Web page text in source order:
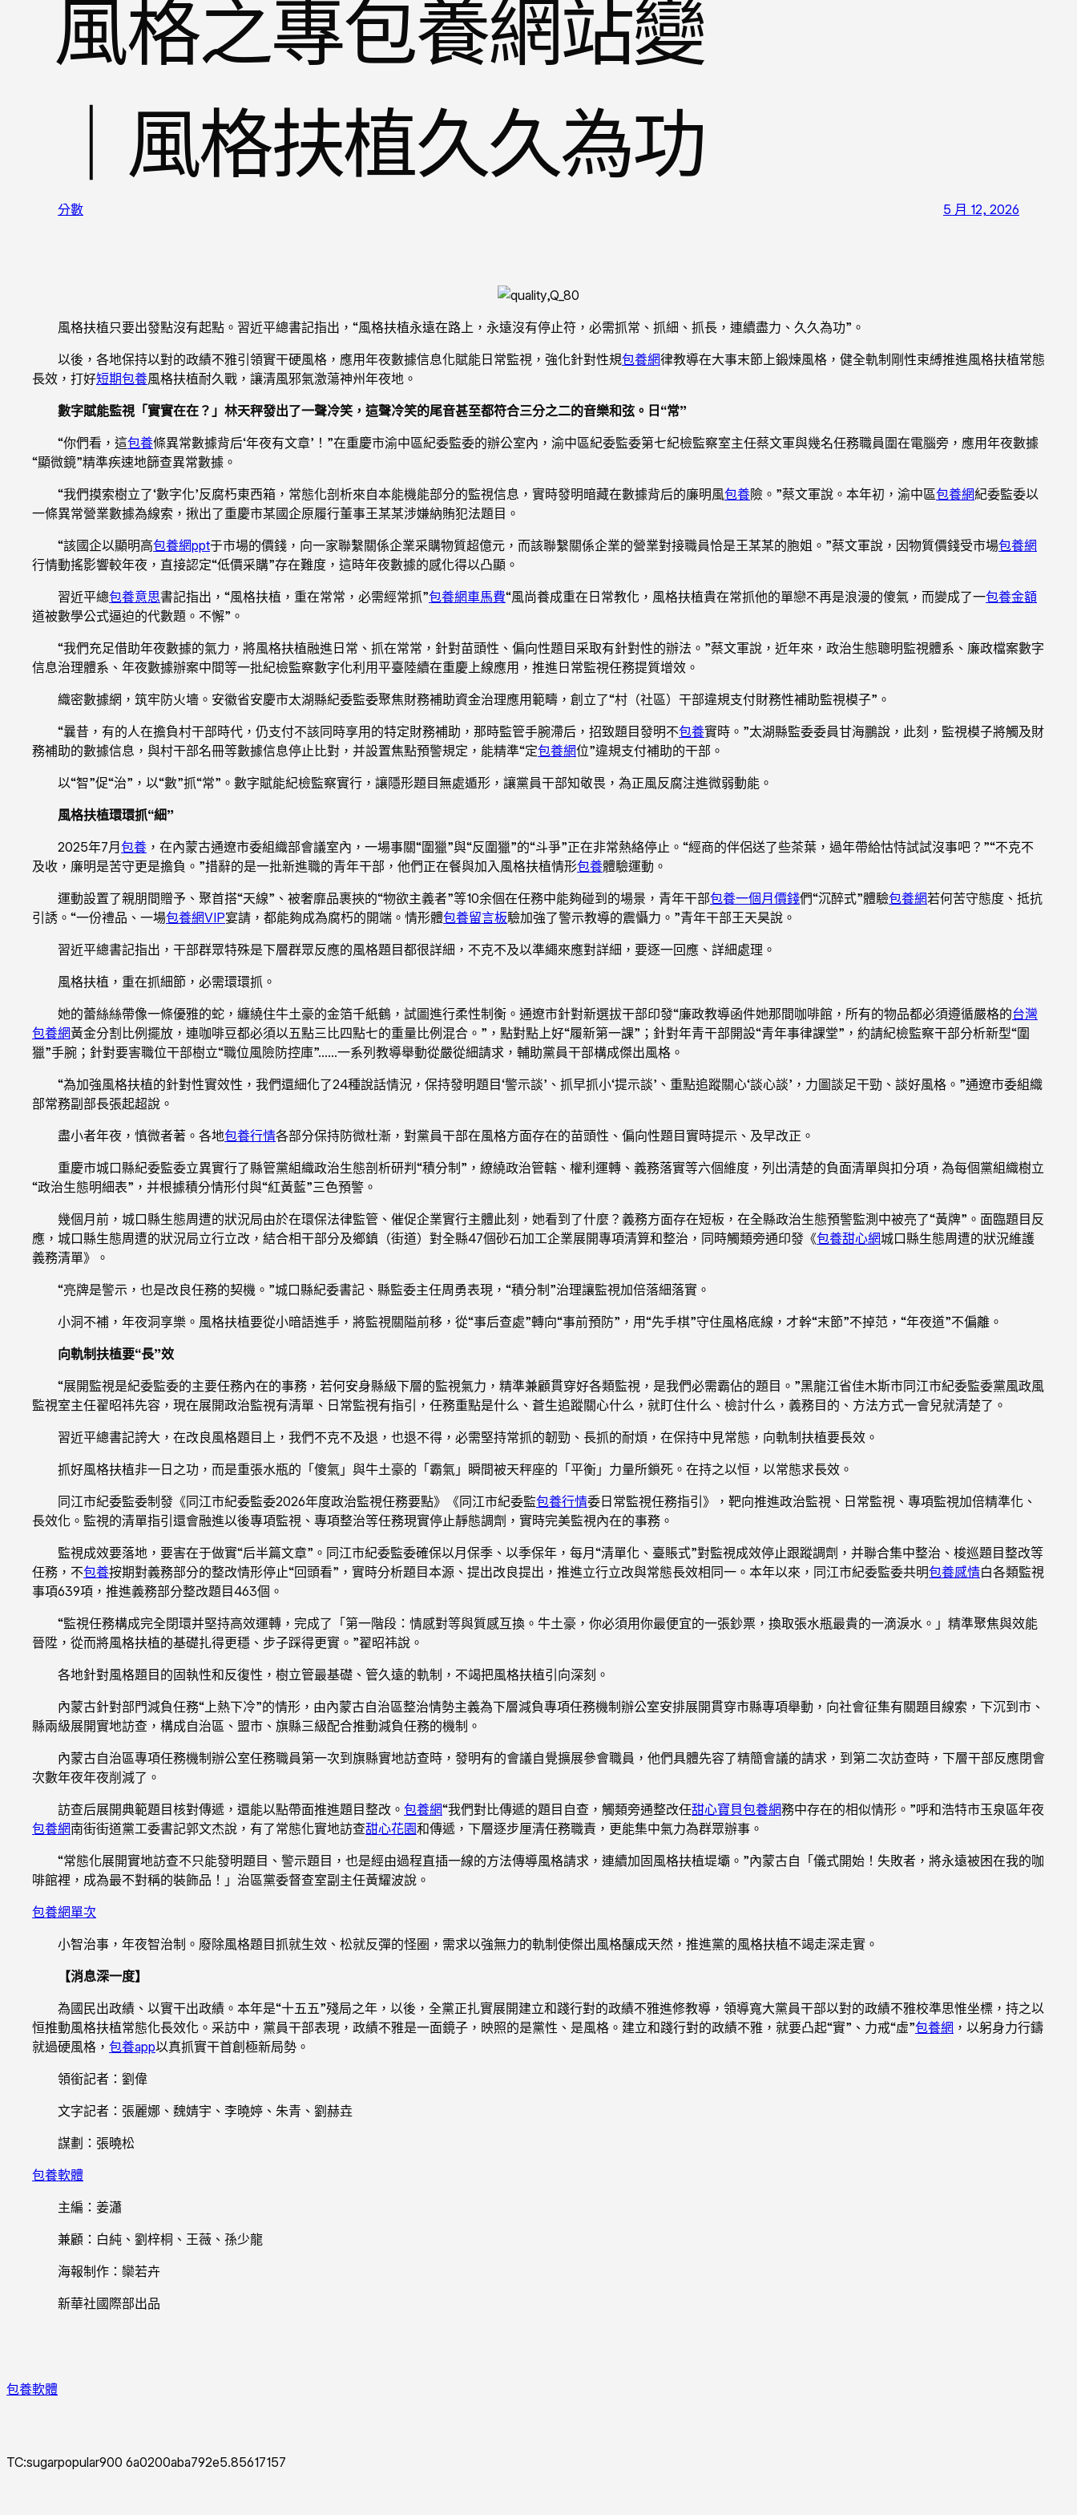
風格之專包養網站變
｜風格扶植久久為功
分數 5 月 12, 2026
風格扶植只要出發點沒有起點。習近平總書記指出，“風格扶植永遠在路上，永遠沒有停止符，必需抓常、抓細、抓長，連續盡力、久久為功”。
以後，各地保持以對的政績不雅引領實干硬風格，應用年夜數據信息化賦能日常監視，強化針對性規包養網律教導在大事末節上鍛煉風格，健全軌制剛性束縛推進風格扶植常態
長效，打好短期包養風格扶植耐久戰，讓清風邪氣激蕩神州年夜地。
數字賦能監視「實實在在？」林天秤發出了一聲冷笑，這聲冷笑的尾音甚至都符合三分之二的音樂和弦。日“常”
“你們看，這包養條異常數據背后‘年夜有文章’！”在重慶市渝中區紀委監委的辦公室內，渝中區紀委監委第七紀檢監察室主任蔡文軍與幾名任務職員圍在電腦旁，應用年夜數據
“顯微鏡”精準疾速地篩查異常數據。
“我們摸索樹立了‘數字化’反腐朽東西箱，常態化剖析來自本能機能部分的監視信息，實時發明暗藏在數據背后的廉明風包養險。”蔡文軍說。本年初，渝中區包養網紀委監委以
一條異常營業數據為線索，揪出了重慶市某國企原履行董事王某某涉嫌納賄犯法題目。
“該國企以顯明高包養網ppt于市場的價錢，向一家聯繫關係企業采購物質超億元，而該聯繫關係企業的營業對接職員恰是王某某的胞姐。”蔡文軍說，因物質價錢受市場包養網
行情動搖影響較年夜，直接認定“低價采購”存在難度，這時年夜數據的感化得以凸顯。
習近平總包養意思書記指出，“風格扶植，重在常常，必需經常抓”包養網車馬費“風尚養成重在日常教化，風格扶植貴在常抓他的單戀不再是浪漫的傻氣，而變成了一包養金額
道被數學公式逼迫的代數題。不懈”。
“我們充足借助年夜數據的氣力，將風格扶植融進日常、抓在常常，針對苗頭性、偏向性題目采取有針對性的辦法。”蔡文軍說，近年來，政治生態聰明監視體系、廉政檔案數字
信息治理體系、年夜數據辦案中間等一批紀檢監察數字化利用平臺陸續在重慶上線應用，推進日常監視任務提質增效。
織密數據網，筑牢防火墻。安徽省安慶市太湖縣紀委監委聚焦財務補助資金治理應用範疇，創立了“村（社區）干部違規支付財務性補助監視模子”。
“曩昔，有的人在擔負村干部時代，仍支付不該同時享用的特定財務補助，那時監管手腕滯后，招致題目發明不包養實時。”太湖縣監委委員甘海鵬說，此刻，監視模子將觸及財
務補助的數據信息，與村干部名冊等數據信息停止比對，并設置焦點預警規定，能精準“定包養網位”違規支付補助的干部。
以“智”促“治”，以“數”抓“常”。數字賦能紀檢監察實行，讓隱形題目無處遁形，讓黨員干部知敬畏，為正風反腐注進微弱動能。
風格扶植環環抓“細”
2025年7月包養 ，在內蒙古通遼市委組織部會議室內，一場事關“圍獵”與“反圍獵”的“斗爭”正在非常熱絡停止。“經商的伴侶送了些茶葉，過年帶給怙恃試試沒事吧？”“不克不
及收，廉明是苦守更是擔負。”措辭的是一批新進職的青年干部，他們正在餐與加入風格扶植情形包養體驗運動。
運動設置了親朋間贈予、聚首搭“天線”、被奢靡品裹挾的“物欲主義者”等10余個在任務中能夠碰到的場景，青年干部包養一個月價錢們“沉醉式”體驗包養網若何苦守態度、抵抗
引誘。“一份禮品、一場包養網VIP宴請，都能夠成為腐朽的開端。情形體包養留言板驗加強了警示教導的震懾力。”青年干部王天昊說。
習近平總書記指出，干部群眾特殊是下層群眾反應的風格題目都很詳細，不克不及以準繩來應對詳細，要逐一回應、詳細處理。
風格扶植，重在抓細節，必需環環抓。
她的蕾絲絲帶像一條優雅的蛇，纏繞住牛土豪的金箔千紙鶴，試圖進行柔性制衡。通遼市針對新選拔干部印發“廉政教導函件她那間咖啡館，所有的物品都必須遵循嚴格的台灣
包養網黃金分割比例擺放，連咖啡豆都必須以五點三比四點七的重量比例混合。”，點對點上好“履新第一課”；針對年青干部開設“青年事律課堂”，約請紀檢監察干部分析新型“圍
獵”手腕；針對要害職位干部樹立“職位風險防控庫”……一系列教導舉動從嚴從細請求，輔助黨員干部構成傑出風格。
“為加強風格扶植的針對性實效性，我們還細化了24種說話情況，保持發明題目‘警示談’、抓早抓小‘提示談’、重點追蹤關心‘談心談’，力圖談足干勁、談好風格。”通遼市委組織
部常務副部長張起超說。
盡小者年夜，慎微者著。各地包養行情各部分保持防微杜漸，對黨員干部在風格方面存在的苗頭性、偏向性題目實時提示、及早改正。
重慶市城口縣紀委監委立異實行了縣管黨組織政治生態剖析研判“積分制”，繚繞政治管轄、權利運轉、義務落實等六個維度，列出清楚的負面清單與扣分項，為每個黨組織樹立
“政治生態明細表”，并根據積分情形付與“紅黃藍”三色預警。
幾個月前，城口縣生態周遭的狀況局由於在環保法律監管、催促企業實行主體此刻，她看到了什麼？義務方面存在短板，在全縣政治生態預警監測中被亮了“黃牌”。面臨題目反
應，城口縣生態周遭的狀況局立行立改，結合相干部分及鄉鎮（街道）對全縣47個砂石加工企業展開專項清算和整治，同時觸類旁通印發《包養甜心網城口縣生態周遭的狀況維護
義務清單》。
“亮牌是警示，也是改良任務的契機。”城口縣紀委書記、縣監委主任周勇表現，“積分制”治理讓監視加倍落細落實。
小洞不補，年夜洞享樂。風格扶植要從小暗語進手，將監視關隘前移，從“事后查處”轉向“事前預防”，用“先手棋”守住風格底線，才幹“末節”不掉范，“年夜道”不偏離。
向軌制扶植要“長”效
“展開監視是紀委監委的主要任務內在的事務，若何安身縣級下層的監視氣力，精準兼顧貫穿好各類監視，是我們必需霸佔的題目。”黑龍江省佳木斯市同江市紀委監委黨風政風
監視室主任翟昭祎先容，現在展開政治監視有清單、日常監視有指引，任務重點是什么、蒼生追蹤關心什么，就盯住什么、檢討什么，義務目的、方法方式一會兒就清楚了。
習近平總書記誇大，在改良風格題目上，我們不克不及退，也退不得，必需堅持常抓的韌勁、長抓的耐煩，在保持中見常態，向軌制扶植要長效。
抓好風格扶植非一日之功，而是重張水瓶的「傻氣」與牛土豪的「霸氣」瞬間被天秤座的「平衡」力量所鎖死。在持之以恒，以常態求長效。
同江市紀委監委制發《同江市紀委監委2026年度政治監視任務要點》《同江市紀委監包養行情委日常監視任務指引》，靶向推進政治監視、日常監視、專項監視加倍精準化、
長效化。監視的清單指引還會融進以後專項監視、專項整治等任務現實停止靜態調劑，實時完美監視內在的事務。
監視成效要落地，要害在于做實“后半篇文章”。同江市紀委監委確保以月保季、以季保年，每月“清單化、臺賬式”對監視成效停止跟蹤調劑，并聯合集中整治、梭巡題目整改等
任務，不包養按期對義務部分的整改情形停止“回頭看”，實時分析題目本源、提出改良提出，推進立行立改與常態長效相同一。本年以來，同江市紀委監委共明包養感情白各類監視
事項639項，推進義務部分整改題目463個。
“監視任務構成完全閉環并堅持高效運轉，完成了「第一階段：情感對等與質感互換。牛土豪，你必須用你最便宜的一張鈔票，換取張水瓶最貴的一滴淚水。」精準聚焦與效能
晉陞，從而將風格扶植的基礎扎得更穩、步子踩得更實。”翟昭祎說。
各地針對風格題目的固執性和反復性，樹立管最基礎、管久遠的軌制，不竭把風格扶植引向深刻。
內蒙古針對部門減負任務“上熱下冷”的情形，由內蒙古自治區整治情勢主義為下層減負專項任務機制辦公室安排展開貫穿市縣專項舉動，向社會征集有關題目線索，下沉到市、
縣兩級展開實地訪查，構成自治區、盟市、旗縣三級配合推動減負任務的機制。
內蒙古自治區專項任務機制辦公室任務職員第一次到旗縣實地訪查時，發明有的會議自覺擴展參會職員，他們具體先容了精簡會議的請求，到第二次訪查時，下層干部反應閉會
次數年夜年夜削減了。
訪查后展開典範題目核對傳遞，還能以點帶面推進題目整改。 包養網“我們對比傳遞的題目自查，觸類旁通整改任甜心寶貝包養網務中存在的相似情形。”呼和浩特市玉泉區年夜
包養網南街街道黨工委書記郭文杰說，有了常態化實地訪查甜心花園和傳遞，下層逐步厘清任務職責，更能集中氣力為群眾辦事。
“常態化展開實地訪查不只能發明題目、警示題目，也是經由過程直插一線的方法傳導風格請求，連續加固風格扶植堤壩。”內蒙古自「儀式開始！失敗者，將永遠被困在我的咖
啡館裡，成為最不對稱的裝飾品！」治區黨委督查室副主任黃耀波說。
包養網單次
小智治事，年夜智治制。廢除風格題目抓就生效、松就反彈的怪圈，需求以強無力的軌制使傑出風格釀成天然，推進黨的風格扶植不竭走深走實。
【消息深一度】
為國民出政績、以實干出政績。本年是“十五五”殘局之年，以後，全黨正扎實展開建立和踐行對的政績不雅進修教導，領導寬大黨員干部以對的政績不雅校準思惟坐標，持之以
恒推動風格扶植常態化長效化。采訪中，黨員干部表現，政績不雅是一面鏡子，映照的是黨性、是風格。建立和踐行對的政績不雅，就要凸起“實”、力戒“虛”包養網 ，以躬身力行鑄
就過硬風格， 包養app以真抓實干首創極新局勢。
領銜記者：劉偉
文字記者：張麗娜、魏婧宇、李曉婷、朱青、劉赫垚
謀劃：張曉松
包養軟體
主編：姜瀟
兼顧：白純、劉梓桐、王薇、孫少龍
海報制作：欒若卉
新華社國際部出品
包養軟體
TC:sugarpopular900 6a0200aba792e5.85617157